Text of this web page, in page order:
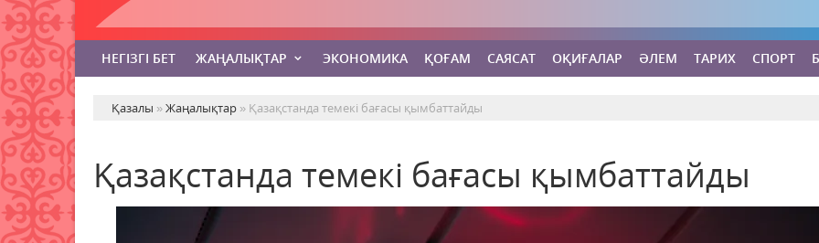
НЕГІЗГІ БЕТ ЖАҢАЛЫҚТАР ЭКОНОМИКА ҚОҒАМ САЯСАТ ОҚИҒАЛАР ӘЛЕМ ТАРИХ СПОРТ
Қазалы »Жаңалықтар » Қазақстанда темекі бағасы қымбаттайды
Қазақстанда темекі бағасы қымбаттайды